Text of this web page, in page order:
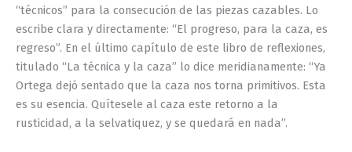
“técnicos” para la consecución de las piezas cazables. Lo
escribe clara y directamente: “El progreso, para la caza, es
regreso”. En el último capítulo de este libro de reflexiones,
titulado “La técnica y la caza” lo dice meridianamente: “Ya
Ortega dejó sentado que la caza nos torna primitivos. Esta
es su esencia. Quítesele al caza este retorno a la
rusticidad, a la selvatiquez, y se quedará en nada”.